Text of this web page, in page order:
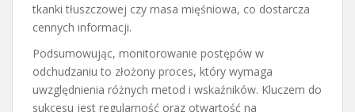
tkanki tłuszczowej czy masa mięśniowa, co dostarcza
cennych informacji.
Podsumowując, monitorowanie postępów w
odchudzaniu to złożony proces, który wymaga
uwzględnienia różnych metod i wskaźników. Kluczem do
sukcesu jest regularność oraz otwartość na